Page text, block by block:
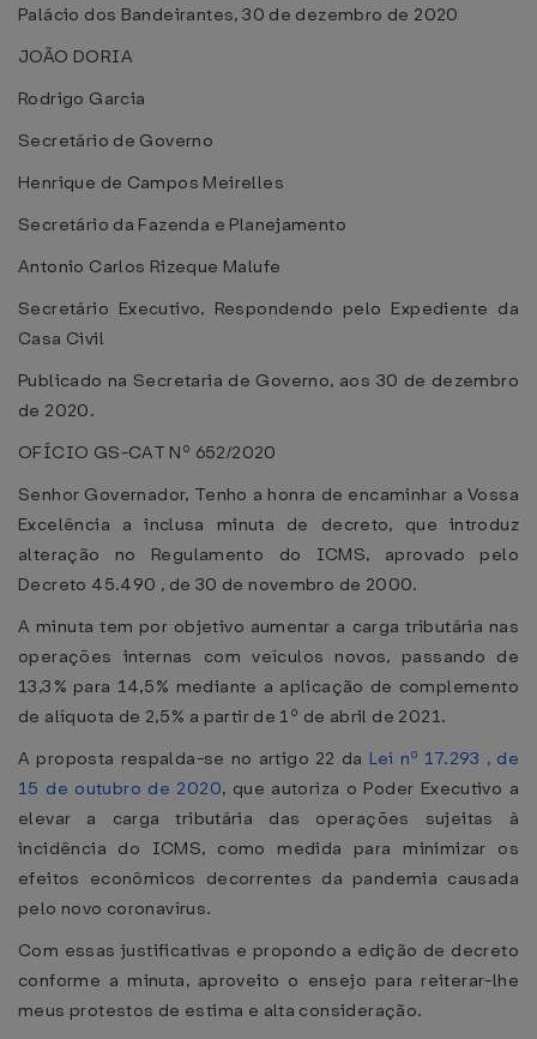
Palácio dos Bandeirantes, 30 de dezembro de 2020
JOÃO DORIA
Rodrigo Garcia
Secretário de Governo
Henrique de Campos Meirelles
Secretário da Fazenda e Planejamento
Antonio Carlos Rizeque Malufe
Secretário Executivo, Respondendo pelo Expediente da
Casa Civil
Publicado na Secretaria de Governo, aos 30 de dezembro
de 2020.
OFÍCIO GS-CAT Nº 652/2020
Senhor Governador, Tenho a honra de encaminhar a Vossa
Excelência a inclusa minuta de decreto, que introduz
alteração no Regulamento do ICMS, aprovado pelo
Decreto 45.490 , de 30 de novembro de 2000.
A minuta tem por objetivo aumentar a carga tributária nas
operações internas com veículos novos, passando de
13,3% para 14,5% mediante a aplicação de complemento
de alíquota de 2,5% a partir de 1º de abril de 2021.
A proposta respalda-se no artigo 22 da Lei nº 17.293 , de
15 de outubro de 2020, que autoriza o Poder Executivo a
elevar a carga tributária das operações sujeitas à
incidência do ICMS, como medida para minimizar os
efeitos econômicos decorrentes da pandemia causada
pelo novo coronavírus.
Com essas justificativas e propondo a edição de decreto
conforme a minuta, aproveito o ensejo para reiterar-lhe
meus protestos de estima e alta consideração.